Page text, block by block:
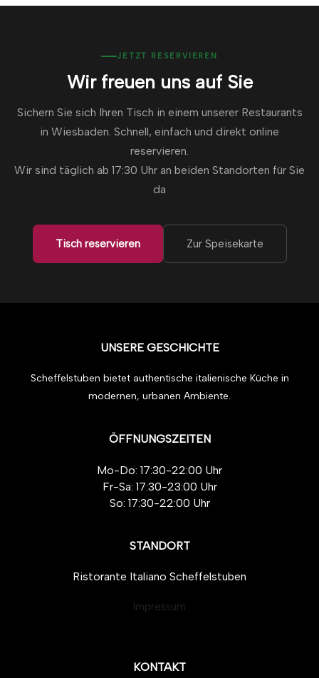
JETZT RESERVIEREN
Wir freuen uns auf Sie
Sichern Sie sich Ihren Tisch in einem unserer Restaurants
in Wiesbaden. Schnell, einfach und direkt online
reservieren.
Wir sind täglich ab 17:30 Uhr an beiden Standorten für Sie
da
Tisch reservieren Zur Speisekarte
UNSERE GESCHICHTE
Scheffelstuben bietet authentische italienische Küche in
modernen, urbanen Ambiente.
ÖFFNUNGSZEITEN
Mo-Do: 17:30-22:00 Uhr
Fr-Sa: 17:30-23:00 Uhr
So: 17:30-22:00 Uhr
STANDORT
Ristorante Italiano Scheffelstuben
Impressum
KONTAKT